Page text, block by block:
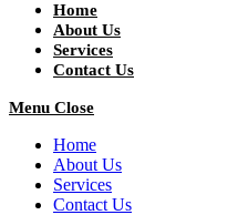
Home
About Us
Services
Contact Us
Menu Close
Home
About Us
Services
Contact Us